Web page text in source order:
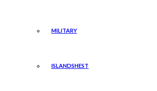
MILITARY
ISLANDSHEST